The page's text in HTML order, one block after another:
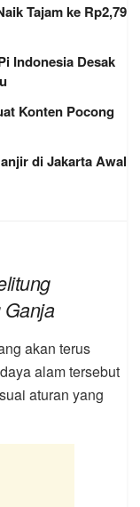
Tajam ke Rp2,79
Indonesia Desak
Konten Pocong
di Jakarta Awal
Ganja
akan terus
alam tersebut
aturan yang